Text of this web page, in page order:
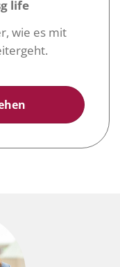
life
wie es mit